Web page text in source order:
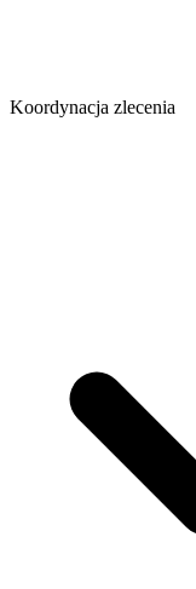
Koordynacja zlecenia